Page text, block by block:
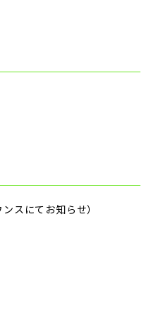
スにてお知らせ）